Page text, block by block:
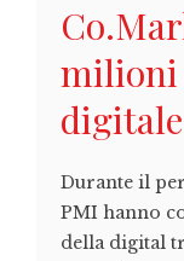
milioni
Durante il
PMI hanno
della digital